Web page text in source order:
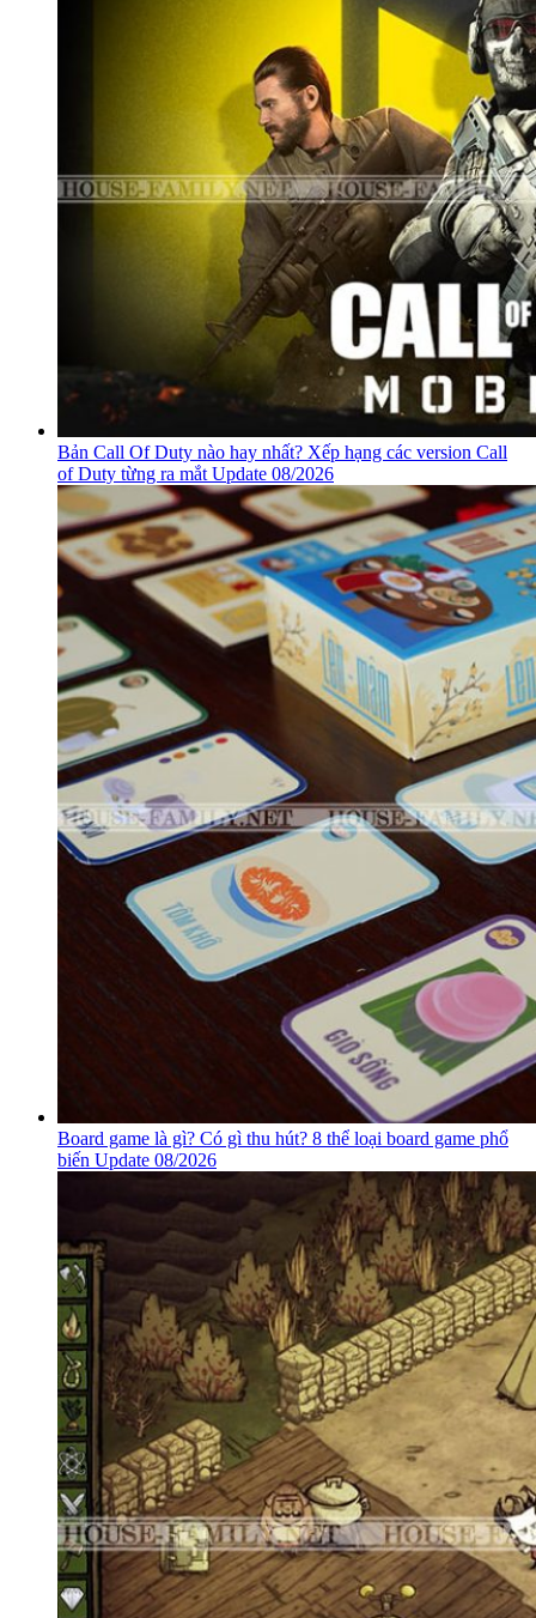
Bản Call Of Duty nào hay nhất? Xếp hạng các version Call
of Duty từng ra mắt Update 08/2026
Board game là gì? Có gì thu hút? 8 thể loại board game phổ
biến Update 08/2026